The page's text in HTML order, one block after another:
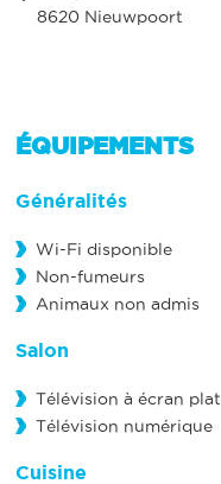
8620 Nieuwpoort
ÉQUIPEMENTS
Généralités
Wi-Fi disponible
Non-fumeurs
Animaux non admis
Salon
Télévision à écran plat
Télévision numérique
Cuisine